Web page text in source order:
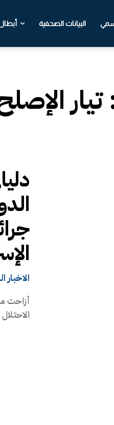
البيانات الصحفية
:تيار
الاخبار
أزاحت